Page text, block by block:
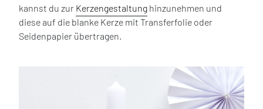
kannst du zur Kerzengestaltung hinzunehmen und
diese auf die blanke Kerze mit Transferfolie oder
Seidenpapier übertragen.